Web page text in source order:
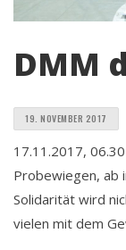
DMM
19. NOVEMBER 2017
17.11.2017,
Probewiegen, ab
Solidarität wird
vielen mit dem